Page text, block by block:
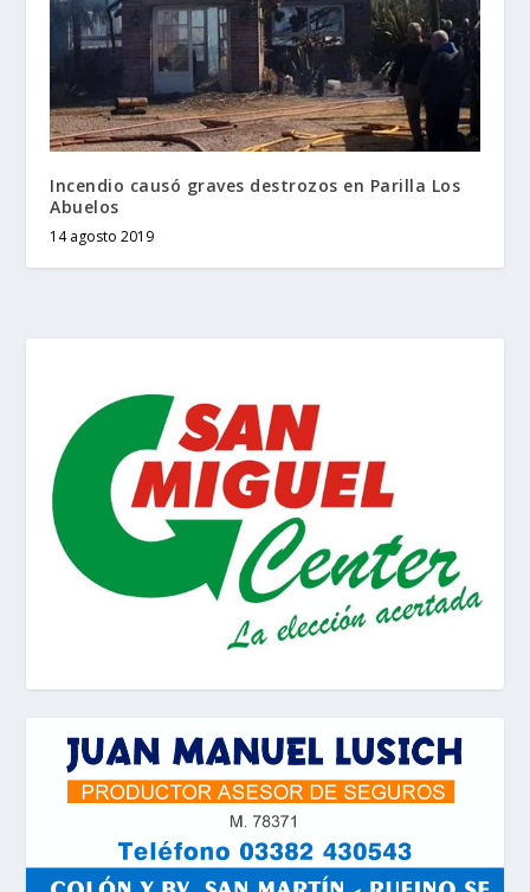
Incendio causó graves destrozos en Parilla Los
Abuelos
14 agosto 2019